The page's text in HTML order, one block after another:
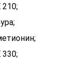
210;
330;